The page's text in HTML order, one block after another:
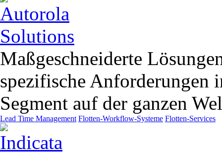
Maßgeschneiderte
spezifische
Segment auf der ganzen
Lead Time Management Flotten-Workflow-Systeme Flotten-Services